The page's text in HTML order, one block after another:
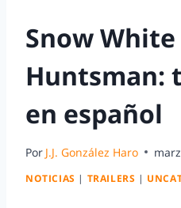
Snow
Huntsman:
en español
Por J.J. González Haro
NOTICIAS | TRAILERS |